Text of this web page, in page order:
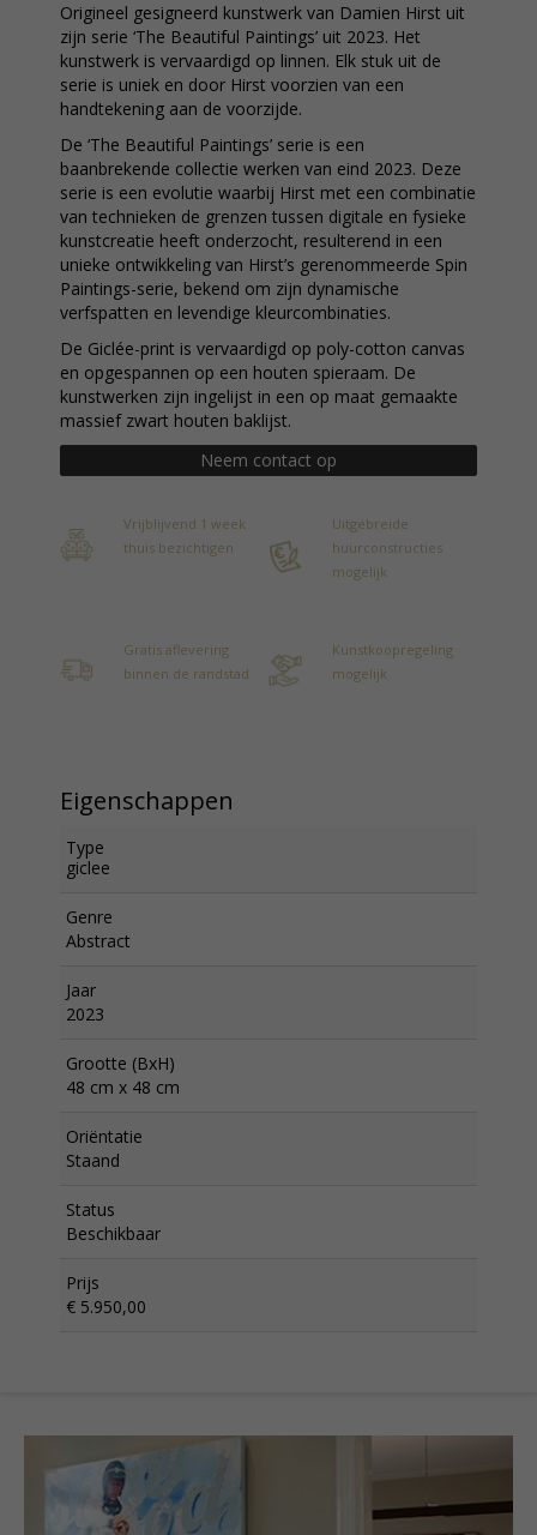
Origineel gesigneerd kunstwerk van Damien Hirst uit
zijn serie ‘The Beautiful Paintings’ uit 2023. Het
kunstwerk is vervaardigd op linnen. Elk stuk uit de
serie is uniek en door Hirst voorzien van een
handtekening aan de voorzijde.
De ‘The Beautiful Paintings’ serie is een
baanbrekende collectie werken van eind 2023. Deze
serie is een evolutie waarbij Hirst met een combinatie
van technieken de grenzen tussen digitale en fysieke
kunstcreatie heeft onderzocht, resulterend in een
unieke ontwikkeling van Hirst’s gerenommeerde Spin
Paintings-serie, bekend om zijn dynamische
verfspatten en levendige kleurcombinaties.
De Giclée-print is vervaardigd op poly-cotton canvas
en opgespannen op een houten spieraam. De
kunstwerken zijn ingelijst in een op maat gemaakte
massief zwart houten baklijst.
Neem contact op
Vrijblijvend 1 week
thuis bezichtigen
Uitgebreide
huurconstructies
mogelijk
Gratis aflevering
binnen de randstad
Kunstkoopregeling
mogelijk
Eigenschappen
Type
giclee
Genre
Abstract
Jaar
2023
Grootte (BxH)
48 cm x 48 cm
Oriëntatie
Staand
Status
Beschikbaar
Prijs
€ 5.950,00